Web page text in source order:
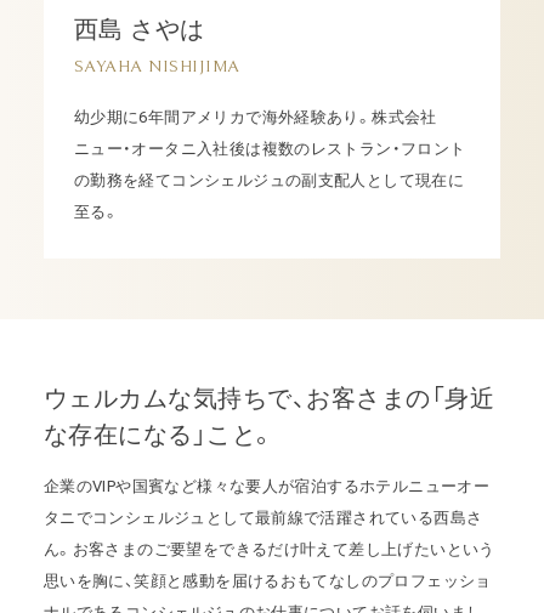
西島 さやは
SAYAHA NISHIJIMA
幼少期に6年間アメリカで海外経験あり。株式会社
ニュー・オータニ入社後は複数のレストラン・フロント
の勤務を経てコンシェルジュの副支配人として現在に
至る。
ウェルカムな気持ちで、お客さまの「身近
な存在になる」こと。
企業のVIPや国賓など様々な要人が宿泊するホテルニューオー
タニでコンシェルジュとして最前線で活躍されている西島さ
ん。 お客さまのご要望をできるだけ叶えて差し上げたいという
思いを胸に、笑顔と感動を届けるおもてなしのプロフェッショ